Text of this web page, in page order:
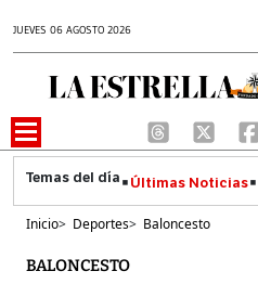
JUEVES 06 AGOSTO 2026
Últimas Noticias
Inicio> Deportes> Baloncesto
BALONCESTO